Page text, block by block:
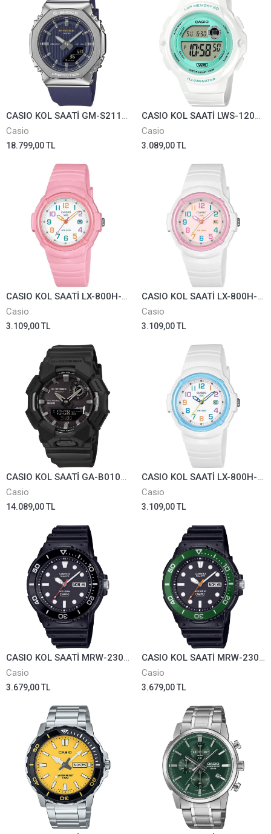
CASIO KOL SAATİ GM-S2110SH-2ADR
Casio
18.799,00 TL
CASIO KOL SAATİ LWS-1200H-7A3VDF
Casio
3.089,00 TL
CASIO KOL SAATİ LX-800H-4AVDF
Casio
3.109,00 TL
CASIO KOL SAATİ LX-800H-7A1VDF
Casio
3.109,00 TL
CASIO KOL SAATİ GA-B010-1A1DR
Casio
14.089,00 TL
CASIO KOL SAATİ LX-800H-7A2VDF
Casio
3.109,00 TL
CASIO KOL SAATİ MRW-230H-1E1VDF
Casio
3.679,00 TL
CASIO KOL SAATİ MRW-230H-1E3VDF
Casio
3.679,00 TL